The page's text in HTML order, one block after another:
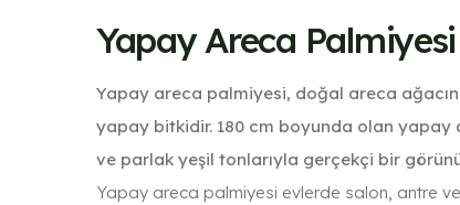
Yapay Areca
Yapay areca palmiyesi, doğal areca
yapay bitkidir. 180 cm boyunda olan yapay
ve parlak yeşil tonlarıyla gerçekçi bir
Yapay areca palmiyesi evlerde salon, antre